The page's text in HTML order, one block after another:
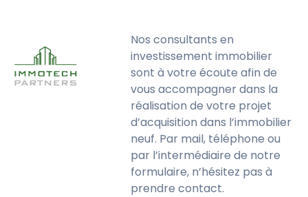
Nos consultants en
investissement immobilier
sont à votre écoute afin de
vous accompagner dans la
réalisation de votre projet
d’acquisition dans l’immobilier
neuf. Par mail, téléphone ou
par l’intermédiaire de notre
formulaire, n’hésitez pas à
prendre contact.